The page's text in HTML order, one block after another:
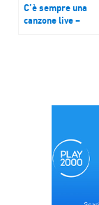
C’è sempre una
canzone live –